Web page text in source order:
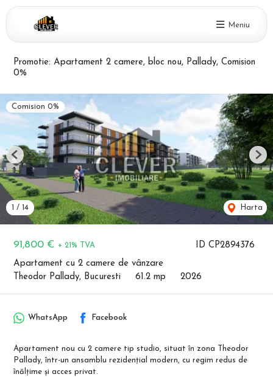
Meniu
Promotie: Apartament 2 camere, bloc nou, Pallady, Comision
0%
ID CP2894376
91,800 € + 21% TVA
Apartament cu 2 camere de vânzare
Theodor Pallady, Bucuresti
61.2 mp 2026
Comision 0%
1 / 14 Harta
Previous
WhatsApp Facebook
Apartament nou cu 2 camere tip studio, situat în zona Theodor
Pallady, într-un ansamblu rezidențial modern, cu regim redus de
înălțime și acces privat.